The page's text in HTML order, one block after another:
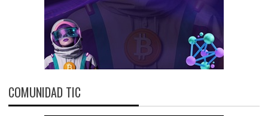
COMUNIDAD TIC